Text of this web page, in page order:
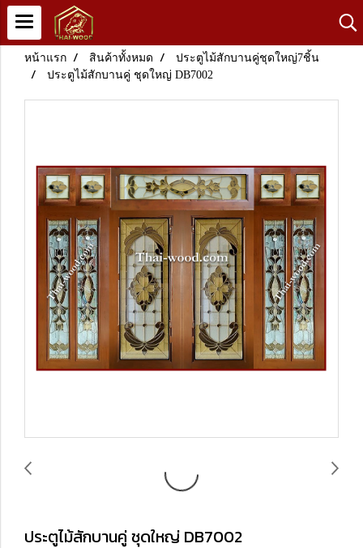
หน้าแรก สินค้าทั้งหมด
ประตูไม้สักบานคู่ชุดใหญ่7ชิ้น
ประตูไม้สักบานคู่ ชุดใหญ่ DB7002
ประตูไม้สักบานคู่ ชุดใหญ่ DB7002